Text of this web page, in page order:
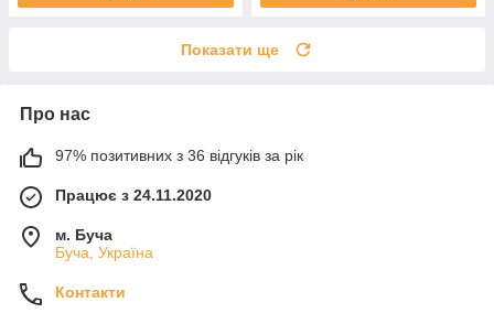
Показати ще
Про нас
97% позитивних з 36 відгуків за рік
Працює з 24.11.2020
м. Буча
Буча, Україна
Контакти